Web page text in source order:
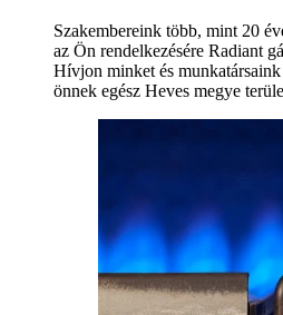
Szakembereink több, mint 20
az Ön rendelkezésére Radiant
Hívjon minket és
önnek egész Heves megye